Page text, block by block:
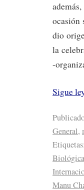
ocasión
dio
la
-
Sigue
General,
Etiquetas:
Biológica
Manu